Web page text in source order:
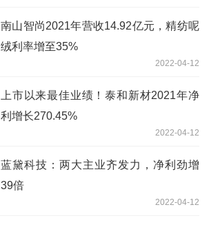
南山智尚2021年营收14.92亿元，精纺呢
绒利率增至35%
2022-04-12
上市以来最佳业绩！泰和新材2021年净
利增长270.45%
2022-04-12
蓝黛科技：两大主业齐发力，净利劲增
39倍
2022-04-12